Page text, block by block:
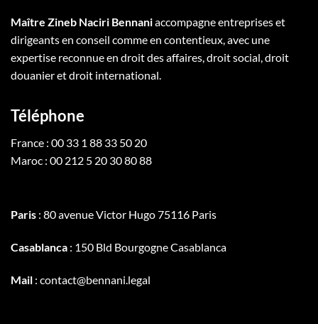
Maître Zineb Naciri Bennaniaccompagne entreprises et
dirigeants en conseil comme en contentieux, avec une
expertise reconnue en droit des affaires, droit social, droit
douanier et droit international.
Téléphone
France : 00 33 1 88 33 50 20
Maroc : 00 212 5 20 30 80 88
Paris : 80 avenue Victor Hugo 75116 Paris
Casablanca : 150 Bld Bourgogne Casablanca
Mail : contact@bennani.legal